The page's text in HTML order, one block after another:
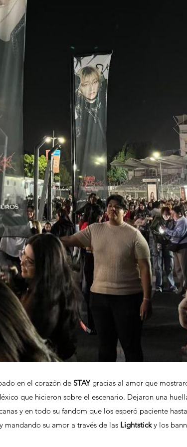
en el corazón de
STAY gracias al amor que
que hicieron sobre el escenario. Dejaron una
y en todo su fandom que los esperó paciente hasta
mandando su amor a través de las Lightstick y los